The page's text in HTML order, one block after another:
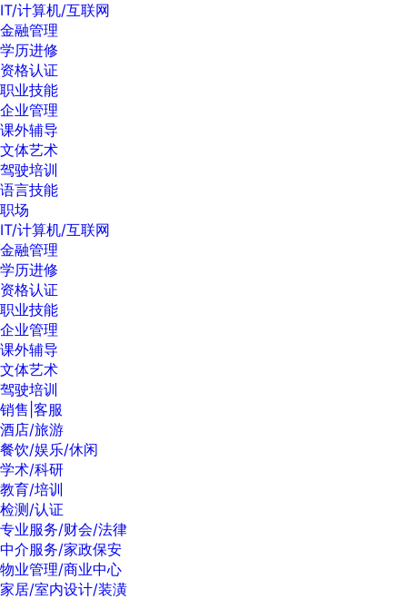
IT/计算机/互联网
金融管理
学历进修
资格认证
职业技能
企业管理
课外辅导
文体艺术
驾驶培训
语言技能
职场
IT/计算机/互联网
金融管理
学历进修
资格认证
职业技能
企业管理
课外辅导
文体艺术
驾驶培训
销售|客服
酒店/旅游
餐饮/娱乐/休闲
学术/科研
教育/培训
检测/认证
专业服务/财会/法律
中介服务/家政保安
物业管理/商业中心
家居/室内设计/装潢